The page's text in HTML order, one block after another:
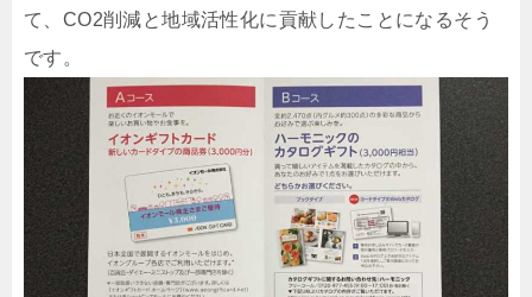
て、CO2削減と地域活性化に貢献したことになるそう
です。